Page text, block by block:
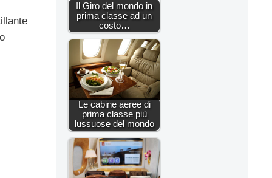
Il Giro del mondo in
prima classe ad un
costo…
Le cabine aeree di
prima classe più
lussuose del mondo